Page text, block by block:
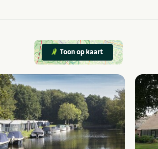
Toon op kaart